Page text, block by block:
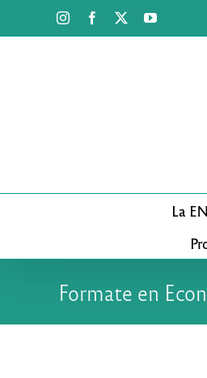
InstagramFacebook YouTube
La EN
Formate en